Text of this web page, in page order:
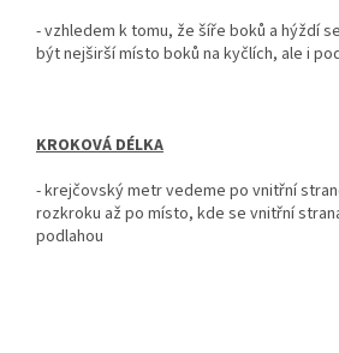
- vzhledem k tomu, že šíře boků a hýždí
být nejširší místo boků na kyčlích, ale i
KROKOVÁ DÉLKA
-krejčovský metr vedeme po vnitřní
rozkroku až po místo, kde se vnitřní
podlahou